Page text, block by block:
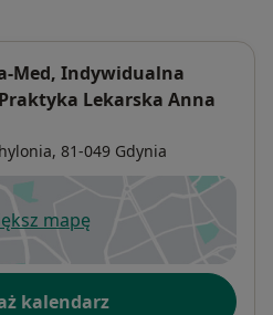
Med, Indywidualna
Lekarska Anna
, 81-049 Gdynia
mapę
otwiera się w nowej karcie
kalendarz